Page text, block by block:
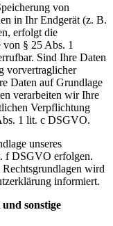
von
in Ihr Endgerät (z. B.
erfolgt die
§ 25 Abs. 1
Sind Ihre Daten
vorvertraglicher
Daten auf Grundlage
verarbeiten wir Ihre
Verpflichtung
1 lit. c DSGVO.
unseres
f DSGVO erfolgen.
wird
informiert.
sonstige